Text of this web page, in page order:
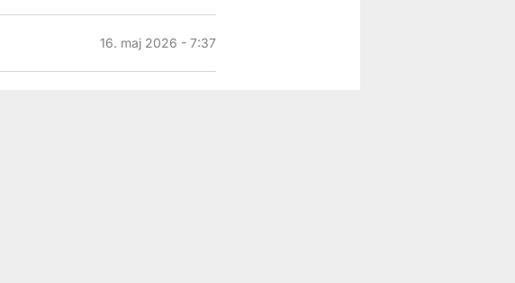
16. maj 2026 - 7:37